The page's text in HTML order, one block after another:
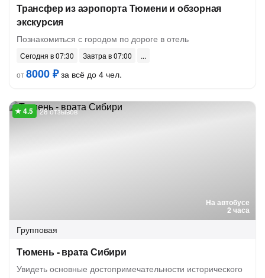
Трансфер из аэропорта Тюмени и обзорная
экскурсия
Познакомиться с городом по дороге в отель
Сегодня в 07:30
Завтра в 07:00
от8000 ₽за всё до 4 чел.
На автобусе
2 часа
28 отзывов
Групповая
Тюмень - врата Сибири
Увидеть основные достопримечательности исторического